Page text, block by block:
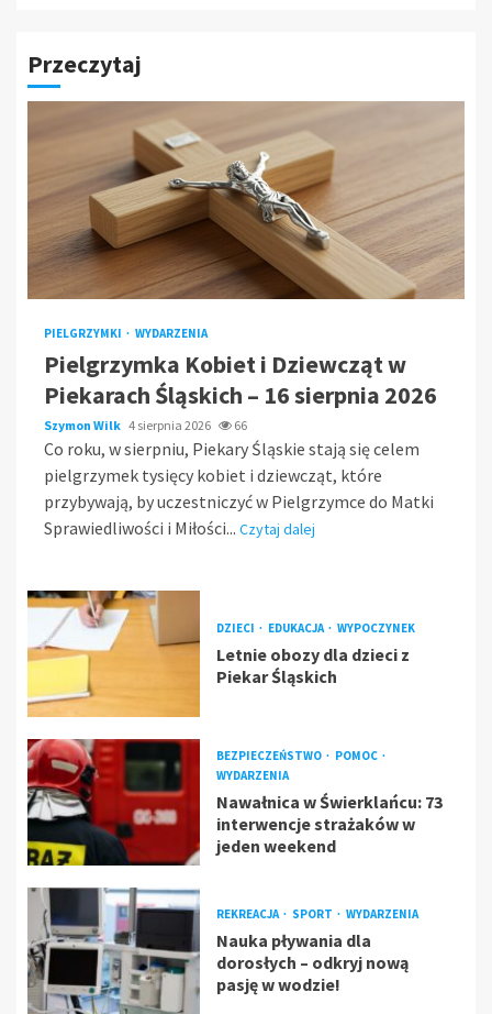
Przeczytaj
PIELGRZYMKI WYDARZENIA
Pielgrzymka Kobiet i Dziewcząt w
Piekarach Śląskich – 16 sierpnia 2026
Szymon Wilk 4 sierpnia 2026 66
Co roku, w sierpniu, Piekary Śląskie stają się celem
pielgrzymek tysięcy kobiet i dziewcząt, które
przybywają, by uczestniczyć w Pielgrzymce do Matki
Sprawiedliwości i Miłości... Czytaj dalej
DZIECI EDUKACJA WYPOCZYNEK
Letnie obozy dla dzieci z
Piekar Śląskich
BEZPIECZEŃSTWO
POMOC
WYDARZENIA
Nawałnica w Świerklańcu: 73
interwencje strażaków w
jeden weekend
REKREACJA SPORT WYDARZENIA
Nauka pływania dla
dorosłych – odkryj nową
pasję w wodzie!